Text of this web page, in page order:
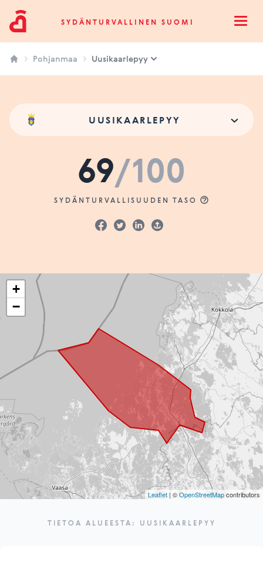
Sydänturvallinen SuomiSYDÄNTURVALLINEN SUOMI
Pohjanmaa Uusikaarlepyy
UUSIKAARLEPYY
69/100
SYDÄNTURVALLISUUDEN TASO
+
−
Leaflet | ©OpenStreetMapcontributors
TIETOA ALUEESTA: UUSIKAARLEPYY